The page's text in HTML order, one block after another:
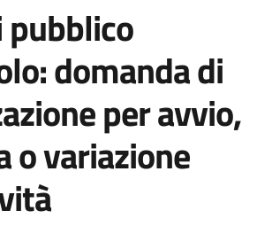
pubblico
domanda di
per avvio,
o variazione